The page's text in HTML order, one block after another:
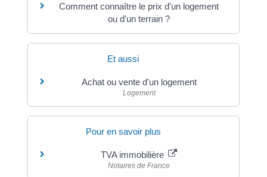
Comment connaître le prix d'un logement
ou d'un terrain ?
Et aussi
Achat ou vente d'un logement
Logement
Pour en savoir plus
TVA immobilière
Notaires de France